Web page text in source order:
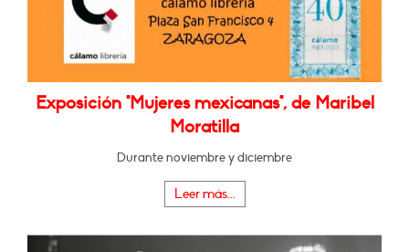
Exposición "Mujeres mexicanas", de Maribel
Moratilla
Durante noviembre y diciembre
Leer más...